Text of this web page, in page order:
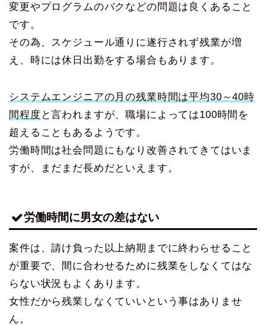
変更やプログラムのバクなどの問題は良くあること
です。
その為、スケジュール通りに遂行されず残業が増
え、時には休日出勤をする場合もあります。
システムエンジニアの月の残業時間は平均30～40時
間程度 と言われますが、職場によっては100時間を
超えることもあるようです。
労働時間は社会問題にもなり改善されてきてはいま
すが、まだまだ長めだといえます。
労働時間に男女の差はない
案件は、請け負った以上納期までに終わらせること
が重要で、間に合わせるために残業をしなくてはな
らない状況もよくあります。
女性だから残業しなくていいという事はありませ
ん。